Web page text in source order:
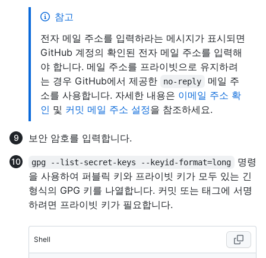
참고
전자 메일 주소를 입력하라는 메시지가 표시되면
GitHub 계정의 확인된 전자 메일 주소를 입력해
야 합니다. 메일 주소를 프라이빗으로 유지하려
는 경우 GitHub에서 제공한
no-reply
메일 주
소를 사용합니다. 자세한 내용은 이메일 주소 확
인 및 커밋 메일 주소 설정을 참조하세요.
보안 암호를 입력합니다.
gpg --list-secret-keys --keyid-format=long
명령
을 사용하여 퍼블릭 키와 프라이빗 키가 모두 있는 긴
형식의 GPG 키를 나열합니다. 커밋 또는 태그에 서명
하려면 프라이빗 키가 필요합니다.
Shell